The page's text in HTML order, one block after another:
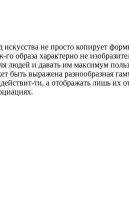
не просто копирует
образа характерно не
людей и давать им максимум
выражена разнообразная
ти, а отображать лишь их